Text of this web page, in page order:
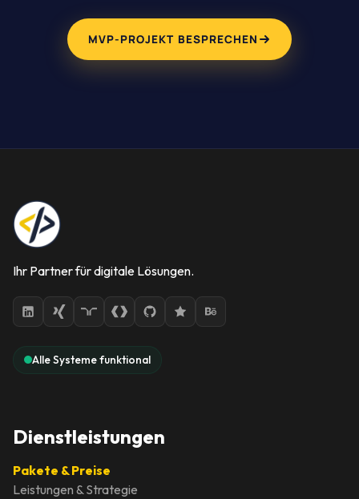
MVP-PROJEKT BESPRECHEN
Ihr Partner für digitale Lösungen.
Alle Systeme funktional
Dienstleistungen
Pakete & Preise
Leistungen & Strategie